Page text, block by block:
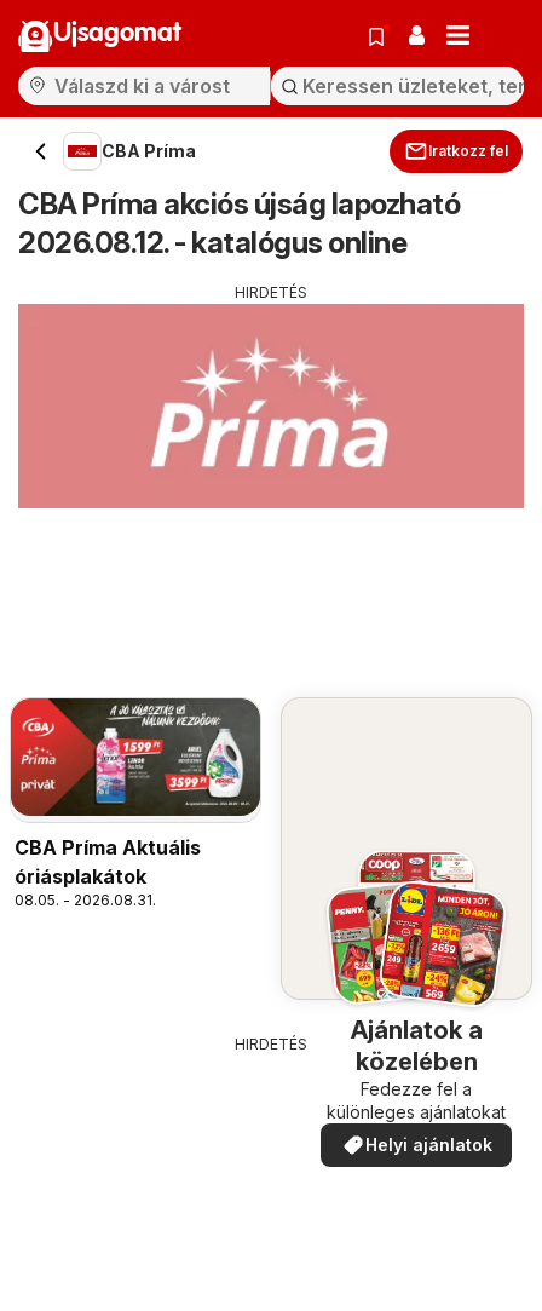
Ujsagomat
CBA Príma Iratkozz fel
CBA Príma akciós újság lapozható
2026.08.12. - katalógus online
HIRDETÉS
CBA Príma Aktuális
óriásplakátok
08.05. - 2026.08.31.
Ajánlatok a
közelében
Fedezze fel a
különleges ajánlatokat
Helyi ajánlatok
HIRDETÉS